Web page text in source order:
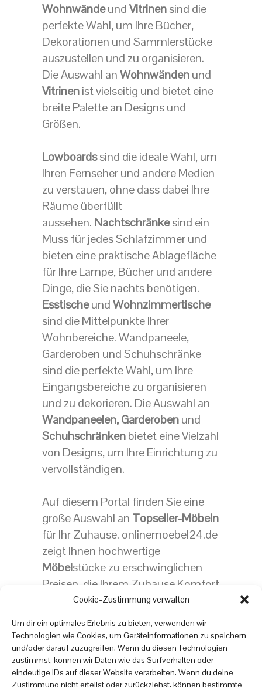
Cookie-Zustimmung verwalten
Um dir ein optimales Erlebnis zu bieten, verwenden wir
Technologien wie Cookies, um Geräteinformationen zu speichern
und/oder darauf zuzugreifen. Wenn du diesen Technologien
zustimmst, können wir Daten wie das Surfverhalten oder
eindeutige IDs auf dieser Website verarbeiten. Wenn du deine
Zustimmung nicht erteilst oder zurückziehst, können bestimmte
WohnwändeundVitrinensind die
perfekte Wahl, um Ihre Bücher,
Dekorationen und Sammlerstücke
auszustellen und zu organisieren.
Die Auswahl anWohnwändenund
Vitrinenist vielseitig und bietet eine
breite Palette an Designs und
Größen.
Lowboardssind die ideale Wahl, um
Ihren Fernseher und andere Medien
zu verstauen, ohne dass dabei Ihre
Räume überfüllt
aussehen. Nachtschränkesind ein
Muss für jedes Schlafzimmer und
bieten eine praktische Ablagefläche
für Ihre Lampe, Bücher und andere
Dinge, die Sie nachts benötigen.
EsstischeundWohnzimmertische
sind die Mittelpunkte Ihrer
Wohnbereiche. Wandpaneele,
Garderoben und Schuhschränke
sind die perfekte Wahl, um Ihre
Eingangsbereiche zu organisieren
und zu dekorieren. Die Auswahl an
Wandpaneelen,Garderobenund
Schuhschränkenbietet eine Vielzahl
von Designs, um Ihre Einrichtung zu
vervollständigen.
Auf diesem Portal finden Sie eine
große Auswahl an Topseller-Möbeln
für Ihr Zuhause. onlinemoebel24.de
zeigt Ihnen hochwertige
Möbelstücke zu erschwinglichen
Preisen, die Ihrem Zuhause Komfort
und Stil verleihen. Bestellen Sie
noch heute und machen Sie Ihr
Zuhause zu einem Ort, an dem Sie
sich wohlfühlen!